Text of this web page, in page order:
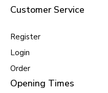
Customer Service
Register
Login
Order
Opening Times